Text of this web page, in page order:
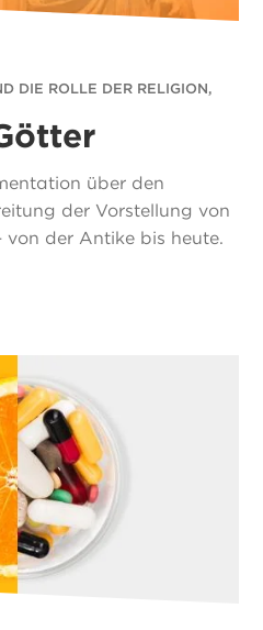
DIE ROLLE DER RELIGION,
über den
der Vorstellung von
von der Antike bis heute.